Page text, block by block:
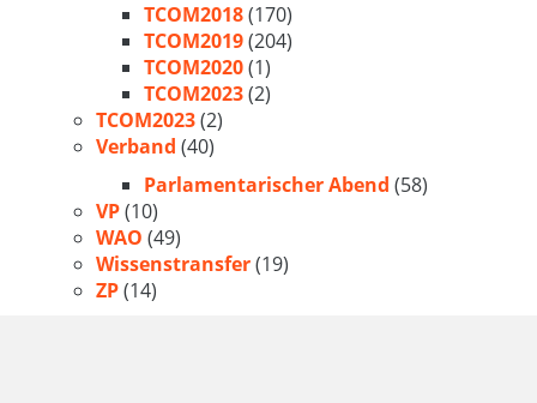
TCOM2018(170)
TCOM2019(204)
TCOM2020(1)
TCOM2023(2)
TCOM2023(2)
Verband (40)
Parlamentarischer Abend (58)
VP(10)
WAO (49)
Wissenstransfer(19)
ZP(14)